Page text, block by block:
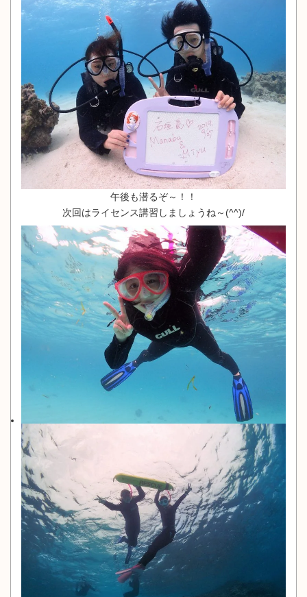
午後も潜るぞ～！！
次回はライセンス講習しましょうね～(^^)/